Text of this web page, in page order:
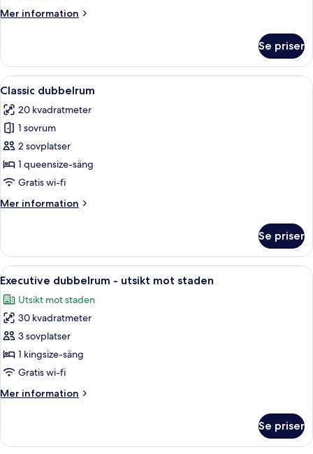
Mer information
Mer
enkelrum
Se priser
Öppna
alla
foton
för
Classic
dubbelrum
En säng med ett stoppat sänggavel,
11
Classic dubbelrum
20 kvadratmeter
1 sovrum
2 sovplatser
1 queensize-säng
Gratis wi-fi
Mer information
Mer
dubbelrum
Se priser
Öppna
alla
foton
för
Executive
dubbelrum
-
mot
Ett rum med en stor, utsmyckad
15
Executive dubbelrum - utsikt mot staden
Utsikt mot staden
30 kvadratmeter
3 sovplatser
1 kingsize-säng
Gratis wi-fi
Mer information
Mer
dubbelrum
Se priser